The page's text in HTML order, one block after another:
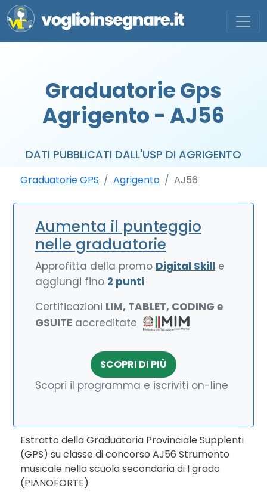
Graduatorie Gps
Agrigento - AJ56
DATI PUBBLICATI DALL'USP DI AGRIGENTO
Graduatorie GPS Agrigento AJ56
Aumenta il punteggio
nelle graduatorie
Approfitta della promo Digital Skill e
aggiungi fino 2 punti
Certificazioni LIM, TABLET, CODING e
GSUITE accreditate
SCOPRI DI PIÙ
Scopri il programma e iscriviti on-line
Estratto della Graduatoria Provinciale Supplenti
(GPS) su classe di concorso AJ56 Strumento
musicale nella scuola secondaria di I grado
(PIANOFORTE)